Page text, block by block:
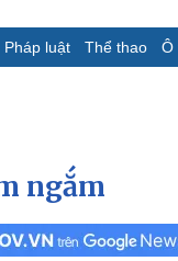
Pháp luật Thể thao Ô
ngắm